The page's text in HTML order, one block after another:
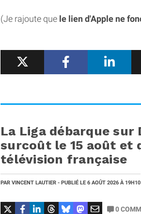
(Je rajoute que le lien d'Apple ne
La Liga débarque sur
surcoût le 15 août et
télévision française
PAR VINCENT LAUTIER - PUBLIÉ LE 6 AOÛT 2026 À 19H10
0